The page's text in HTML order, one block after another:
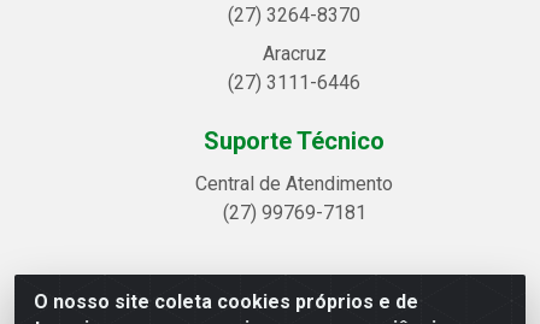
O nosso site coleta cookies próprios e de
(27) 3264-8370
Aracruz
(27) 3111-6446
Suporte Técnico
Central de Atendimento
(27) 99769-7181
Linhavix Distribuidora LTDA - Avenida Alegre, 2521 -